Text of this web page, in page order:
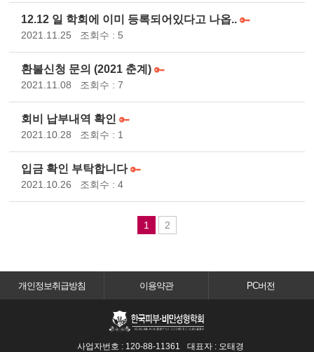
12.12 일 학회에 이미 등록되어있다고 나옵..
2021.11.25 조회수 : 5
환불신청 문의 (2021 춘계)
2021.11.08 조회수 : 7
회비 납부내역 확인
2021.10.28 조회수 : 1
입금 확인 부탁합니다
2021.10.26 조회수 : 4
1 2
개인정보취급방침 이용약관 PC버전
사업자번호 : 120-88-11361 대표자 : 오태경